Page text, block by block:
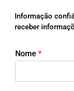
Informação
receber
Nome *